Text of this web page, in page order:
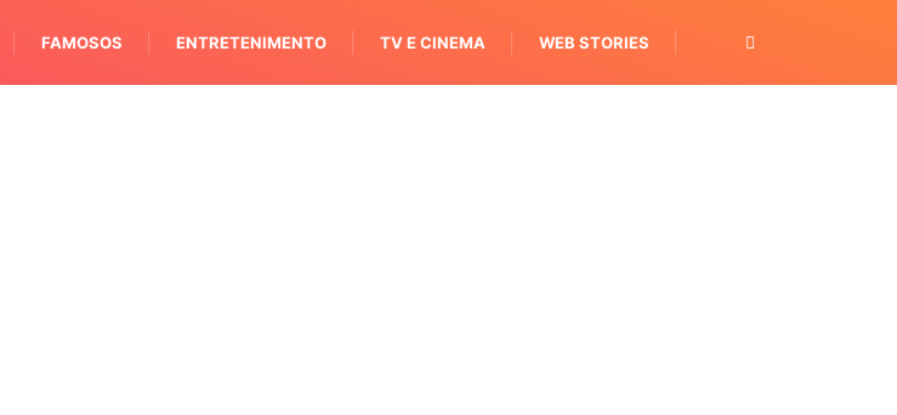
FAMOSOS ENTRETENIMENTO TV E CINEMA WEB STORIES